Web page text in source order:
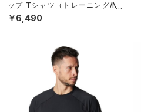
ップ Tシャツ（トレーニング/ME
N）
￥6,490